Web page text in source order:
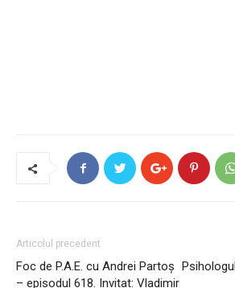
Articolul precedent
Foc de P.A.E. cu Andrei Partoș
– episodul 618. Invitat: Vladimir